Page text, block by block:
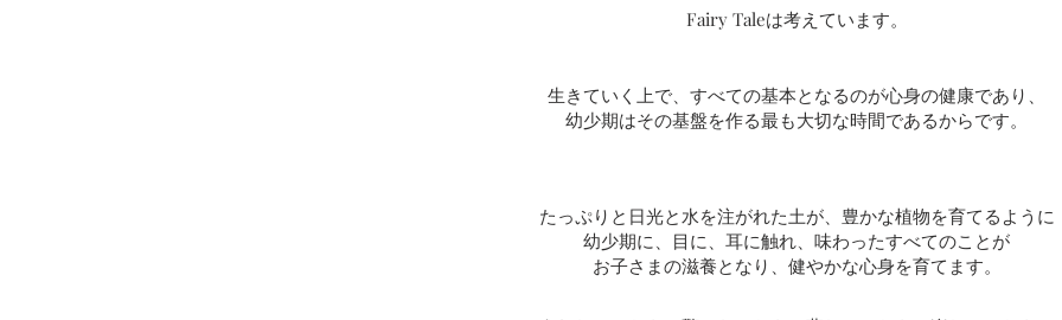
Fairy Taleは考えています。
生きていく上で、すべての基本となるのが心身の健康であり、
幼少期はその基盤を作る最も大切な時間であるからです。
たっぷりと日光と水を注がれた土が、豊かな植物を育てるように
幼少期に、目に、耳に触れ、味わったすべてのことが
お子さまの滋養となり、健やかな心身を育てます。